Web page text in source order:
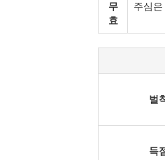
무
효
주심
벌
득